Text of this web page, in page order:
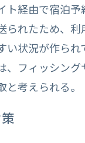
ト経由で宿泊
られたため、
い状況が作られ
、フィッシング
と考えられる。